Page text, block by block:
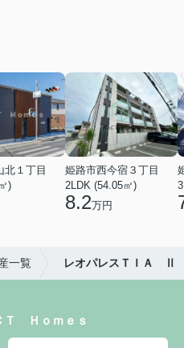
北１丁目
)
姫路市西今宿３丁目
2LDK (54.05㎡)
8.2万円
一覧 レオパレスＴＩＡ Ⅱ
Ｔ Ｈｏｍｅｓ